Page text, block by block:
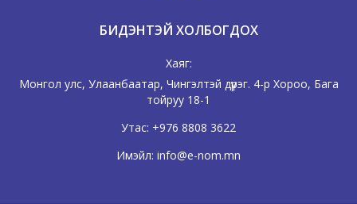
БИДЭНТЭЙ ХОЛБОГДОХ
Хаяг:
Монгол улс, Улаанбаатар, Чингэлтэй дүүрэг. 4-р Хороо, Бага
тойруу 18-1
Утас: +976 8808 3622
Имэйл: info@e-nom.mn